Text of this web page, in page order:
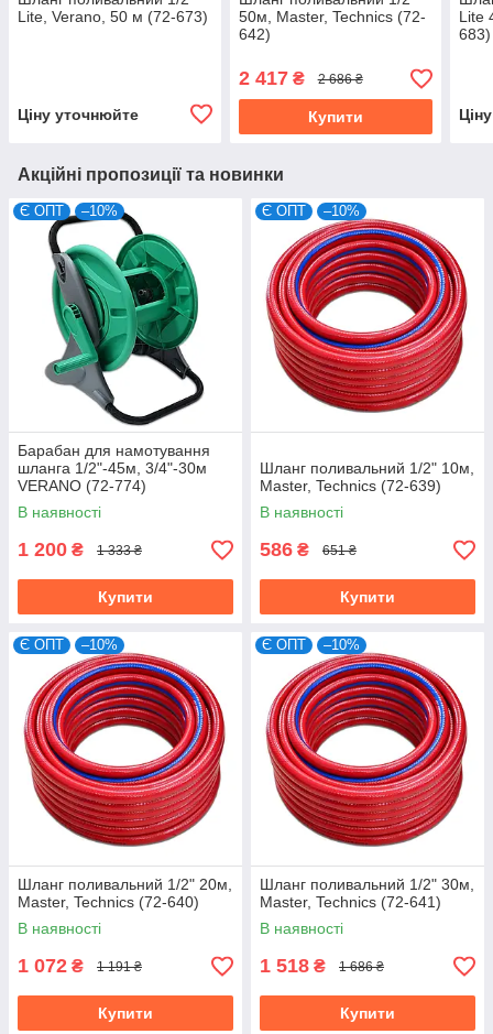
Lite, Verano, 50 м (72-673)
Ціну уточнюйте
50м, Master, Technics (72-
642)
2 417₴ 2 686 ₴
Купити
Lite
683)
Акційні пропозиції та новинки
Є ОПТ –10%
Барабан для намотування
шланга 1/2"-45м, 3/4"-30м
VERANO (72-774)
В наявності
1 200 ₴ 1 333 ₴
Купити
Є ОПТ –10%
Шланг поливальний 1/2" 10м,
Master, Technics (72-639)
В наявності
586 ₴ 651 ₴
Купити
Є ОПТ –10%
Шланг поливальний 1/2" 20м,
Master, Technics (72-640)
В наявності
1 072 ₴ 1 191 ₴
Купити
Є ОПТ –10%
Шланг поливальний 1/2" 30м,
Master, Technics (72-641)
В наявності
1 518 ₴ 1 686 ₴
Купити